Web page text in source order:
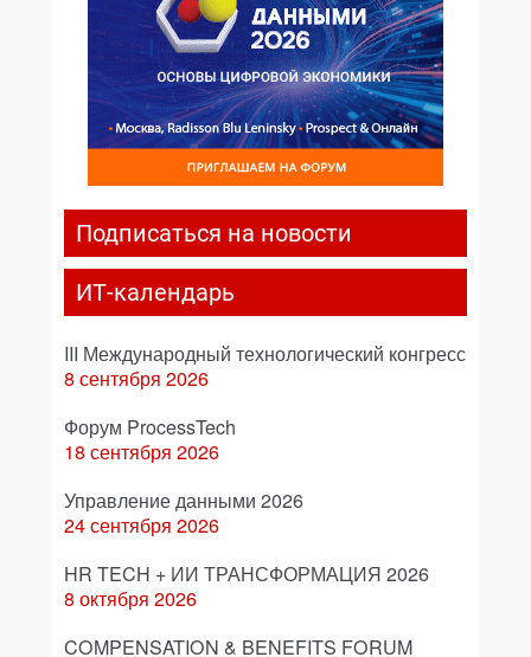
Подписаться на новости
ИТ-календарь
III Международный технологический конгресс
8 сентября 2026
Форум ProcessTech
18 сентября 2026
Управление данными 2026
24 сентября 2026
HR TECH + ИИ ТРАНСФОРМАЦИЯ 2026
8 октября 2026
COMPENSATION & BENEFITS FORUM